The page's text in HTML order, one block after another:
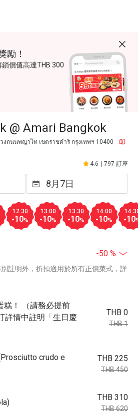
勵！
價值高達THB 300
@ Amari Bangkok
งถนนพญาไท เขตราชดำริ กรุงเทพฯ 10400
4.6 797 訂座
12:30
-10%
13:00
-10%
13:30
-10%
14:00
-10% -10
-50 %
註明外，折扣適用於所有正價菜式，詳
糕！ （請務必提前
詳情中註明「生日慶
THB 0
THB 1
crudo e
THB 225
THB 450
THB 310
THB 620